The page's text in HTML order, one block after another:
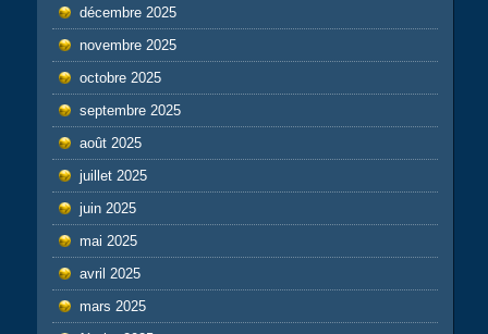
décembre 2025
novembre 2025
octobre 2025
septembre 2025
août 2025
juillet 2025
juin 2025
mai 2025
avril 2025
mars 2025